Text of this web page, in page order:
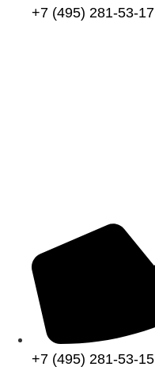
+7 (495) 281-53-17
+7 (495) 281-53-15